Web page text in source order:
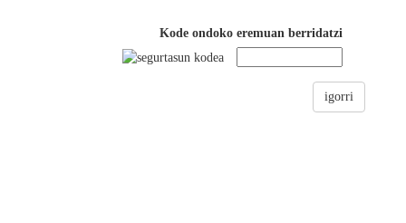
Kode ondoko eremuan berridatzi
igorri